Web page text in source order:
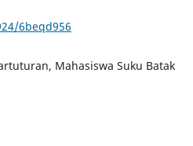
6beqd956
Mahasiswa Suku Batak